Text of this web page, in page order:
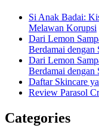
Si Anak Badai:
Melawan Korupsi
Dari Lemon
Berdamai dengan
Dari Lemon
Berdamai dengan
Daftar Skincare
Review Parasol
Categories